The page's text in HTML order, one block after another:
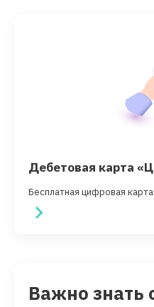
Дебетовая карта
Бесплатная цифровая
Важно знать